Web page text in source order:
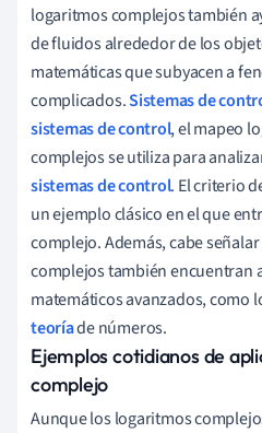
logaritmos complejos también
de fluidos alrededor de los
matemáticas que subyacen a
complicados.Sistemas de
sistemas de control, el mapeo
complejos se utiliza para
sistemas de control. El criterio
un ejemplo clásico en el que
complejo. Además, cabe
complejos también encuentran
matemáticos avanzados, como
teoríade números.
Ejemplos cotidianos de
complejo
Aunque los logaritmos